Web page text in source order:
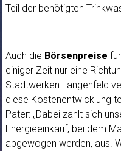
Teil der benötigten
Auch die Börsenpreise für
einiger Zeit nur eine
Stadtwerken Langenfeld
diese Kostenentwicklung
Pater: „Dabei zahlt sich
Energieeinkauf, bei dem
abgewogen werden, aus.